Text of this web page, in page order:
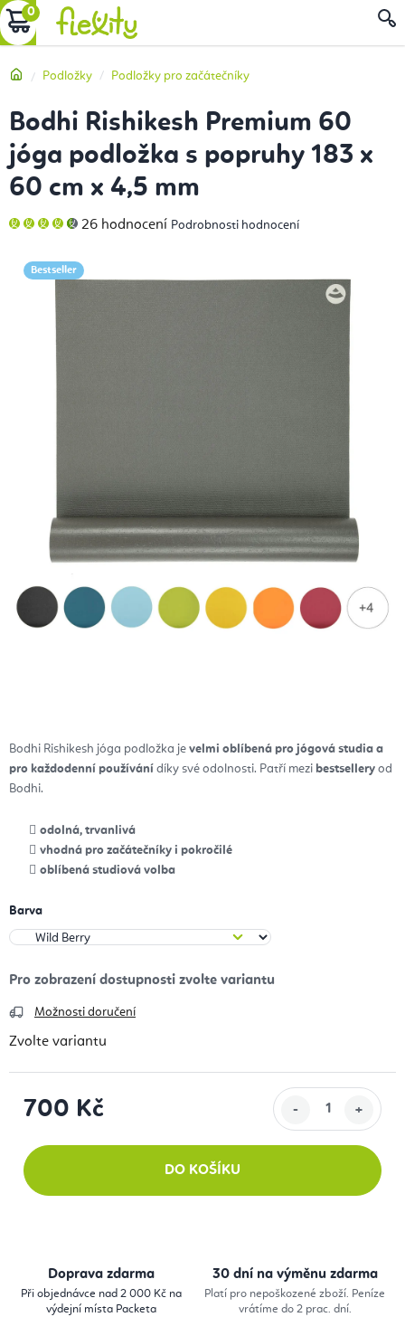
Přejít
na
NÁKUPNÍ
DomůPodložky Podložky pro začátečníky
Bodhi Rishikesh jóga podložka je velmi oblíbená pro jógová studia a
pro každodenní používání díky své odolnosti. Patří mezi bestsellery od
Bodhi.
odolná, trvanlivá
vhodná pro začátečníky i pokročilé
oblíbená studiová volba
Barva
Možnosti doručení
Zvolte variantu
700 Kč
DO KOŠÍKU
Bodhi Rishikesh Premium 60
jóga podložka s popruhy 183 x
60 cm x 4,5 mm
Průměrné
hodnocení
4,8
z
5
26 hodnocení Podrobnosti hodnocení
Bestseller
Doprava zdarma
Při objednávce nad 2 000 Kč na
výdejní místa Packeta
30 dní na výměnu zdarma
Platí pro nepoškozené zboží. Peníze
vrátíme do 2 prac. dní.